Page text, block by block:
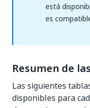
está
es
Resumen de
Las siguientes
disponibles para